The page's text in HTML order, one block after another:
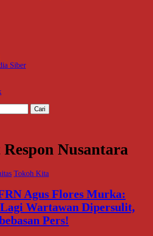
Siber
Respon Nusantara
Tokoh Kita
Agus Flores Murka:
Wartawan Dipersulit,
Pers!